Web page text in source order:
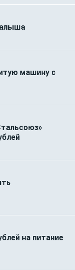
машину с
на питание